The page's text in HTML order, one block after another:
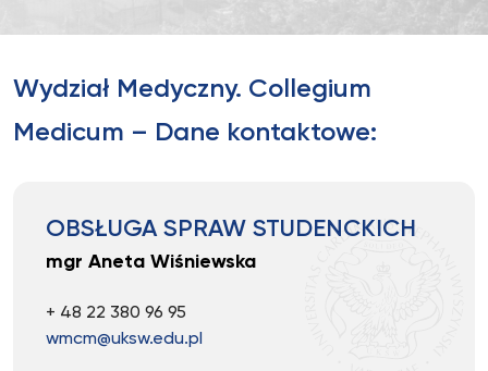
Wydział Medyczny. Collegium
Medicum – Dane kontaktowe:
OBSŁUGA SPRAW STUDENCKICH
mgr Aneta Wiśniewska
+ 48 22 380 96 95
wmcm@uksw.edu.pl